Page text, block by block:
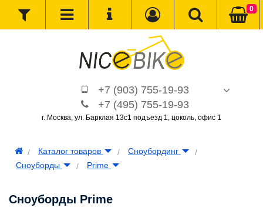
+7 (903) 755-19-93
+7 (495) 755-19-93
г. Москва, ул. Барклая 13с1 подъезд 1, цоколь, офис 1
0
Каталог товаров
Сноубординг
Сноуборды
Prime
Сноуборды Prime